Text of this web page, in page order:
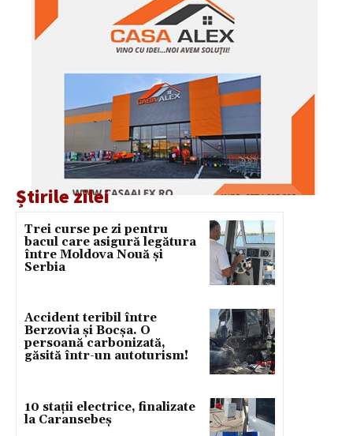
Știrile zilei
Trei curse pe zi pentru
bacul care asigură legătura
între Moldova Nouă și
Serbia
Accident teribil între
Berzovia și Bocșa. O
persoană carbonizată,
găsită într-un autoturism!
10 stații electrice, finalizate
la Caransebeș